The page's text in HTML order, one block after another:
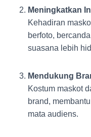
Meningkatkan
Kehadiran
berfoto,
suasana lebih
Mendukung
Kostum maskot
brand,
mata audiens.